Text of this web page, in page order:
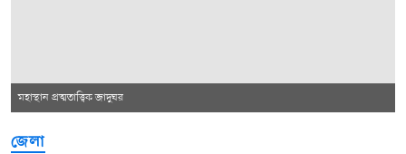
মহাস্থান প্রত্মতাত্ত্বিক জাদুঘর
জেলা